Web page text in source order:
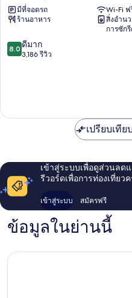
ชัน
แนล
กรุง
ลอนดอน
มีที่จอดรถ
Wi-Fi ฟ
ร้านอาหาร
สิ่งอำน
การซัก
8.0
จาก
8.0 ดีมาก
3,186 รีวิว
เปรียบเที
เข้าสู่ระบบเพื่อดูส่วนลด
รีวอร์ดเพื่อการท่องเที่ยว
เข้าสู่ระบบ สมัครฟรี
ข้อมูลในย่านนี้